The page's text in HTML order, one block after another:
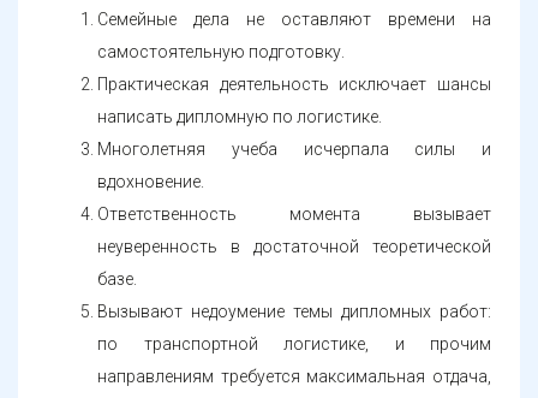
Семейные дела не оставляют времени на
самостоятельную подготовку.
Практическая деятельность исключает шансы
написать дипломную по логистике.
Многолетняя учеба исчерпала силы и
вдохновение.
Ответственность момента вызывает
неуверенность в достаточной теоретической
базе.
Вызывают недоумение темы дипломных работ:
по транспортной логистике, и прочим
направлениям требуется максимальная отдача,